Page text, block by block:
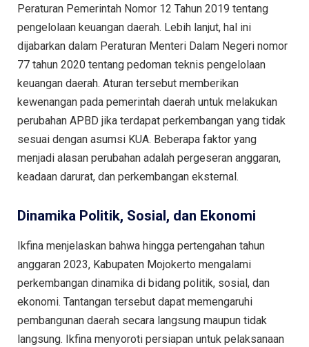
Peraturan Pemerintah Nomor 12 Tahun 2019 tentang
pengelolaan keuangan daerah. Lebih lanjut, hal ini
dijabarkan dalam Peraturan Menteri Dalam Negeri nomor
77 tahun 2020 tentang pedoman teknis pengelolaan
keuangan daerah. Aturan tersebut memberikan
kewenangan pada pemerintah daerah untuk melakukan
perubahan APBD jika terdapat perkembangan yang tidak
sesuai dengan asumsi KUA. Beberapa faktor yang
menjadi alasan perubahan adalah pergeseran anggaran,
keadaan darurat, dan perkembangan eksternal.
Dinamika Politik, Sosial, dan Ekonomi
Ikfina menjelaskan bahwa hingga pertengahan tahun
anggaran 2023, Kabupaten Mojokerto mengalami
perkembangan dinamika di bidang politik, sosial, dan
ekonomi. Tantangan tersebut dapat memengaruhi
pembangunan daerah secara langsung maupun tidak
langsung. Ikfina menyoroti persiapan untuk pelaksanaan